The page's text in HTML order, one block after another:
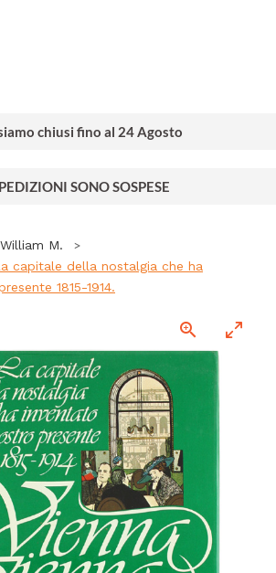
chiusi fino al 24 Agosto
SONO SOSPESE
M.
capitale della nostalgia che ha
1815-1914.